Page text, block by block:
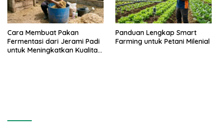
Cara Membuat Pakan
Fermentasi dari Jerami Padi
untuk Meningkatkan Kualitas
Panduan Lengkap Smart
Farming untuk Petani Milenial